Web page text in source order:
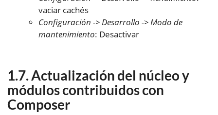
vaciar cachés
Configuración -> Desarrollo -> Modo de
mantenimiento: Desactivar
Actualización del núcleo y
módulos contribuidos con
Composer